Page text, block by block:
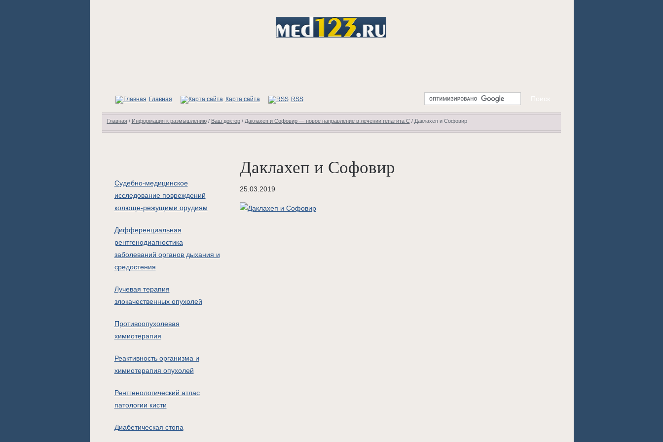
Главная Карта сайта RSS
Главная/ Информация к размышлению/ Ваш доктор/ Даклахеп и Софовир — новое направление в лечении гепатита С/ Даклахеп и Софовир
Судебно-медицинское
исследование повреждений
колюще-режущими орудиям
Дифференциальная
рентгенодиагностика
заболеваний органов дыхания и
средостения
Лучевая терапия
злокачественных опухолей
Противоопухолевая
химиотерапия
Реактивность организма и
химиотерапия опухолей
Рентгенологический атлас
патологии кисти
Диабетическая стопа
Даклахеп и Софовир
25.03.2019